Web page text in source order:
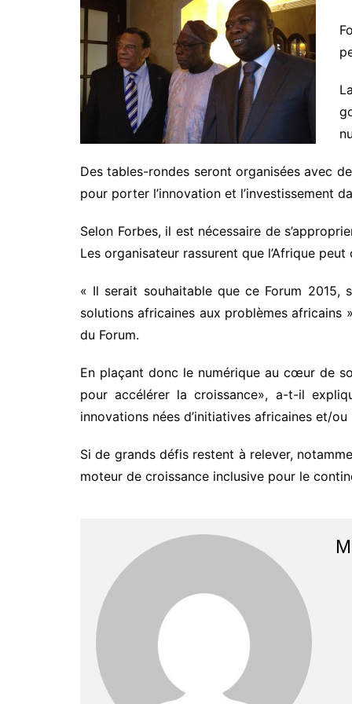
Des tables-rondes seront organisées avec
pour porter l’innovation et l’investissement
Selon Forbes, il est nécessaire de
Les organisateur rassurent que l’Afrique
« Il serait souhaitable que ce Forum 2015,
solutions africaines aux problèmes africains
du Forum.
En plaçant donc le numérique au cœur de
pour accélérer la croissance», a-t-il
innovations nées d’initiatives africaines et/
Si de grands défis restent à relever,
moteur de croissance inclusive pour le